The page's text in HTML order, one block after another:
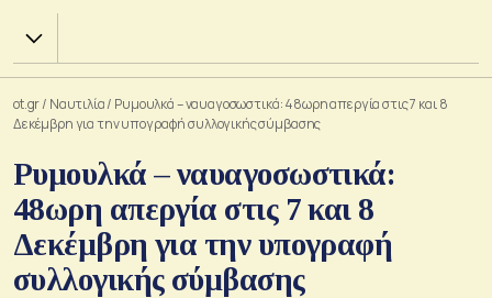
Χ.Α.
ot.gr/ Ναυτιλία/ Ρυμουλκά – ναυαγοσωστικά: 48ωρη απεργία στις 7 και 8
Δεκέμβρη για την υπογραφή συλλογικής σύμβασης
Ρυμουλκά – ναυαγοσωστικά:
48ωρη απεργία στις 7 και 8
Δεκέμβρη για την υπογραφή
συλλογικής σύμβασης